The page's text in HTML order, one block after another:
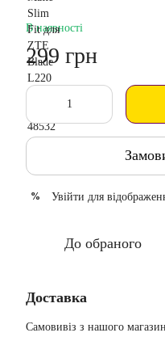
В наявності
299 грн
% Увійти для
До обраного
Доставка
Самовивіз з нашого